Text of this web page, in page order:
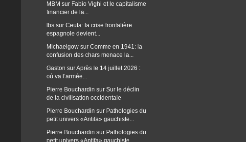
MBM sur Fabio Vighi et le capitalisme
financier de la...
lbs sur Ceuta: la crise frontalière
espagnole devient...
Michaelgow sur Comme en 1941: la
confusion des chars menace la...
Gaston surAprès le 14 juillet 2026 :
où va l’armée...
Pierre Bouchardin sur Sur le déclin
de la civilisation occidentale
Pierre Bouchardin sur Pathologies du
petit univers «Antifa» gauchiste...
Pierre Bouchardin sur Pathologies du
petit univers «Antifa» gauchiste...